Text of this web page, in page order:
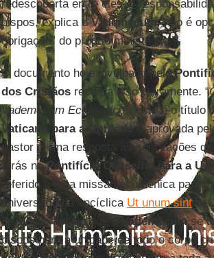
redescoberta entre eles. A
bispos, explica oVademecum, não é
obrigação” do próprio ministério.
O documento hoje divulgado pelo
dos Cristãosrecorda isso claramente. “
Vademecum Ecumênico”, este é o título
Vaticano para a Unidadee aprovada
pastor e uma resposta às solicitações
atrás noPontifício Conselho para a
referido a esta missão ecumênica
aniversário da encíclica Ut unum sintde
Bergoglio almeja que o
Vademecumse
bispos para a unidade de todo o corpo